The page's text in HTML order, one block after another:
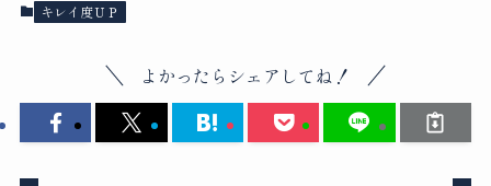
キレイ度ＵＰ
よかったらシェアしてね！